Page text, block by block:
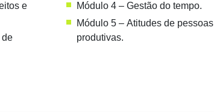
e
de
Módulo 4 – Gestão do tempo.
Módulo 5 – Atitudes de pessoas
produtivas.